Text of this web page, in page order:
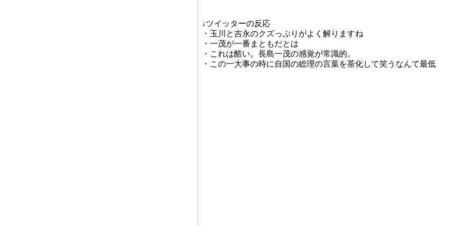
↓ツイッターの反応
・玉川と吉永のクズっぷりがよく解りますね
・一茂が一番まともだとは
・これは酷い。長島一茂の感覚が常識的。
・この一大事の時に自国の総理の言葉を茶化して笑うなんて最低